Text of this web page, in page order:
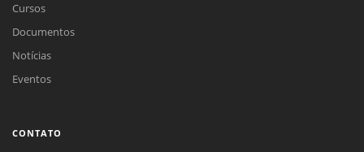
Cursos
Documentos
Notícias
Eventos
CONTATO